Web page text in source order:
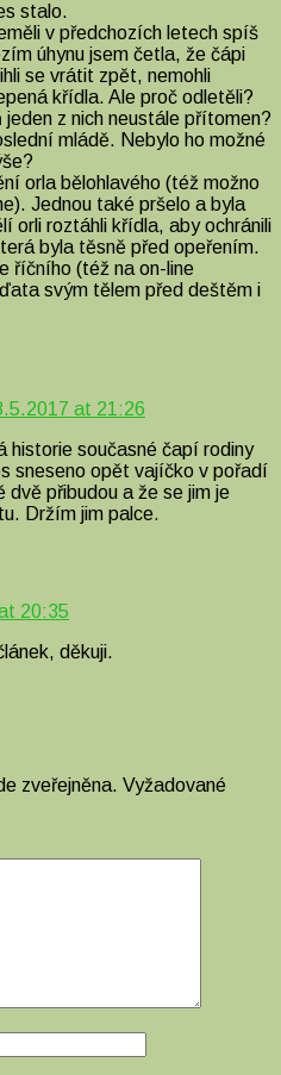
stalo.
v předchozích letech spíš
úhynu jsem četla, že čápi
se vrátit zpět, nemohli
křídla. Ale proč odletěli?
z nich neustále přítomen?
mládě. Nebylo ho možné
orla bělohlavého (též možno
Jednou také pršelo a byla
orli roztáhli křídla, aby ochránili
byla těsně před opeřením.
říčního (též na on-line
svým tělem před deštěm i
at 21:26
historie současné čapí rodiny
sneseno opět vajíčko v pořadí
dvě přibudou a že se jim je
Držím jim palce.
20:35
děkuji.
zveřejněna. Vyžadované